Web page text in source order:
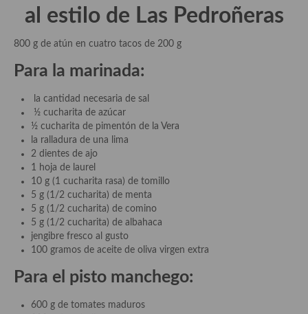
Masas elaboradas con harina, pizzas, quiches y demás
Pescado y Marisco
Postres y dulces
Postres con frutas
Quesos, recetas
Salazones y encurtidos
Recetas Especiales
Recetas de Cuaresma
Recetas maridadas con los mejores AOVES
al estilo de Las Pedroñeras
800 g de atún en cuatro tacos de 200 g
Para la marinada:
la cantidad necesaria de sal
½ cucharita de azúcar
½ cucharita de pimentón de la Vera
la ralladura de una lima
2 dientes de ajo
1 hoja de laurel
10 g (1 cucharita rasa) de tomillo
5 g (1/2 cucharita) de menta
5 g (1/2 cucharita) de comino
5 g (1/2 cucharita) de albahaca
jengibre fresco al gusto
100 gramos de aceite de oliva virgen extra
Para el pisto manchego:
600 g de tomates maduros